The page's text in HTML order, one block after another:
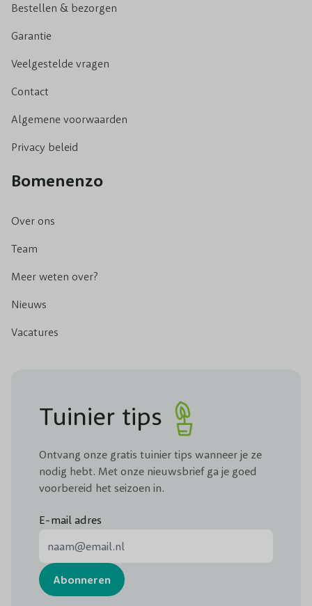
Bestellen & bezorgen
Garantie
Veelgestelde vragen
Contact
Algemene voorwaarden
Privacy beleid
Bomenenzo
Over ons
Team
Meer weten over?
Nieuws
Vacatures
Tuinier tips
Ontvang onze gratis tuinier tips wanneer je ze
nodig hebt. Met onze nieuwsbrief ga je goed
voorbereid het seizoen in.
E-mail adres
Abonneren